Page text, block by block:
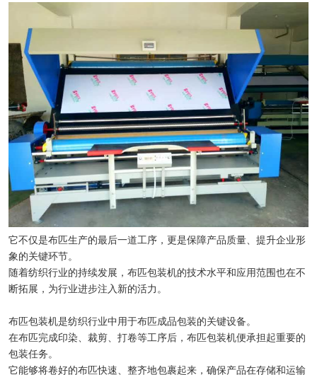
它不仅是布匹生产的最后一道工序，更是保障产品质量、提升企业形
象的关键环节。
随着纺织行业的持续发展，布匹包装机的技术水平和应用范围也在不
断拓展，为行业进步注入新的活力。
布匹包装机是纺织行业中用于布匹成品包装的关键设备。
在布匹完成印染、裁剪、打卷等工序后，布匹包装机便承担起重要的
包装任务。
它能够将卷好的布匹快速、整齐地包裹起来，确保产品在存储和运输